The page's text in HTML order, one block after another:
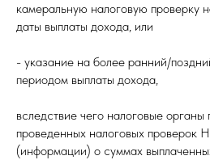
камеральную налоговую проверку
даты выплаты дохода, или
- указание на более ранний/
периодом выплаты дохода,
вследствие чего налоговые органы
проведенных налоговых проверок
(информации) о суммах